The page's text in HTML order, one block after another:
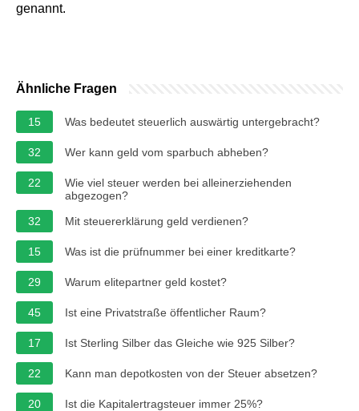
genannt.
Ähnliche Fragen
15 Was bedeutet steuerlich auswärtig untergebracht?
32 Wer kann geld vom sparbuch abheben?
22
Wie viel steuer werden bei alleinerziehenden
abgezogen?
32
Mit steuererklärung geld verdienen?
15 Was ist die prüfnummer bei einer kreditkarte?
29 Warum elitepartner geld kostet?
45 Ist eine Privatstraße öffentlicher Raum?
17 Ist Sterling Silber das Gleiche wie 925 Silber?
22 Kann man depotkosten von der Steuer absetzen?
20 Ist die Kapitalertragsteuer immer 25%?